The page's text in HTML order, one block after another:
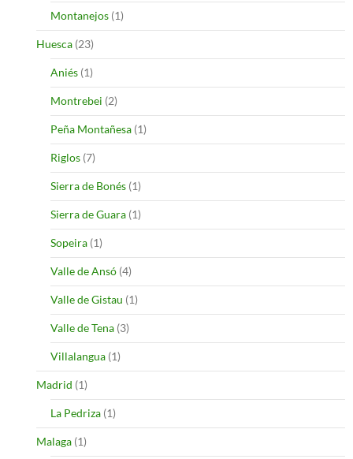
Montanejos (1)
Huesca (23)
Aniés (1)
Montrebei (2)
Peña Montañesa (1)
Riglos (7)
Sierra de Bonés (1)
Sierra de Guara (1)
Sopeira (1)
Valle de Ansó (4)
Valle de Gistau (1)
Valle de Tena (3)
Villalangua (1)
Madrid (1)
La Pedriza (1)
Malaga (1)